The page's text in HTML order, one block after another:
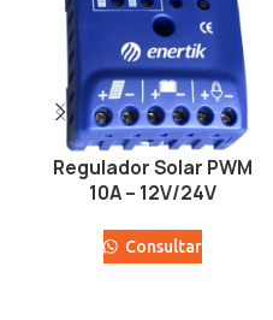
Regulador Solar PWM
10A – 12V/24V
Consultar